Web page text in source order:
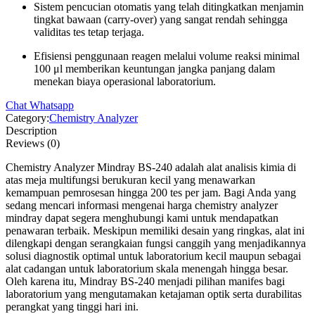
Sistem pencucian otomatis yang telah ditingkatkan menjamin
tingkat bawaan (carry-over) yang sangat rendah sehingga
validitas tes tetap terjaga.
Efisiensi penggunaan reagen melalui volume reaksi minimal
100 μl memberikan keuntungan jangka panjang dalam
menekan biaya operasional laboratorium.
Chat Whatsapp
Category:Chemistry Analyzer
Description
Reviews (0)
Chemistry Analyzer Mindray BS-240 adalah alat analisis kimia di
atas meja multifungsi berukuran kecil yang menawarkan
kemampuan pemrosesan hingga 200 tes per jam. Bagi Anda yang
sedang mencari informasi mengenai harga chemistry analyzer
mindray dapat segera menghubungi kami untuk mendapatkan
penawaran terbaik. Meskipun memiliki desain yang ringkas, alat ini
dilengkapi dengan serangkaian fungsi canggih yang menjadikannya
solusi diagnostik optimal untuk laboratorium kecil maupun sebagai
alat cadangan untuk laboratorium skala menengah hingga besar.
Oleh karena itu, Mindray BS-240 menjadi pilihan manifes bagi
laboratorium yang mengutamakan ketajaman optik serta durabilitas
perangkat yang tinggi hari ini.